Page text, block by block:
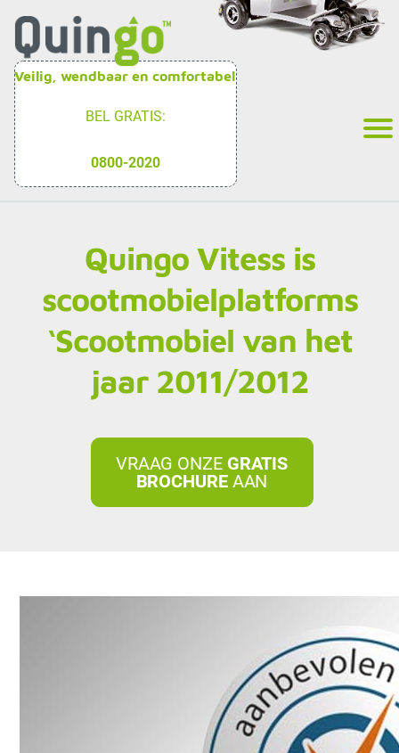
Veilig, wendbaar en comfortabel
BEL GRATIS:
0800-2020
Quingo Vitess is
scootmobielplatforms
‘Scootmobiel van het
jaar 2011/2012
VRAAG ONZE GRATIS
BROCHUREAAN